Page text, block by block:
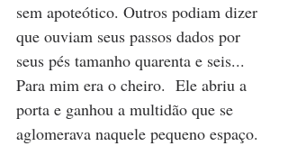
sem apoteótico. Outros podiam dizer
que ouviam seus passos dados por
seus pés tamanho quarenta e seis...
Para mim era o cheiro.  Ele abriu a
porta e ganhou a multidão que se
aglomerava naquele pequeno espaço.